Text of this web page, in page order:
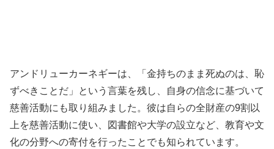
アンドリューカーネギーは、「金持ちのまま死ぬのは、恥
ずべきことだ」という言葉を残し、自身の信念に基づいて
慈善活動にも取り組みました。彼は自らの全財産の9割以
上を慈善活動に使い、図書館や大学の設立など、教育や文
化の分野への寄付を行ったことでも知られています。